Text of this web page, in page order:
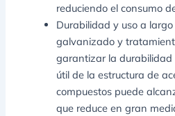
reduciendo el consumo
Durabilidad y uso a
galvanizado y
garantizar la durabilidad
útil de la estructura de
compuestos puede
que reduce en gran